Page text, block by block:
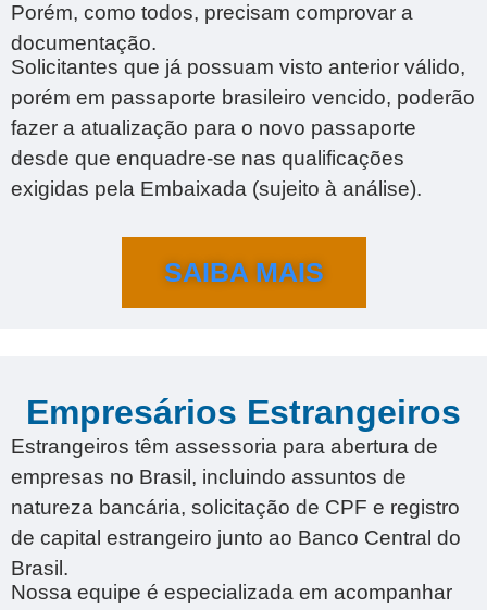
Porém, como todos, precisam comprovar a
documentação.
Solicitantes que já possuam visto anterior válido,
porém em passaporte brasileiro vencido, poderão
fazer a atualização para o novo passaporte
desde que enquadre-se nas qualificações
exigidas pela Embaixada (sujeito à análise).
SAIBA MAIS
Empresários Estrangeiros
Estrangeiros têm assessoria para abertura de
empresas no Brasil, incluindo assuntos de
natureza bancária, solicitação de CPF e registro
de capital estrangeiro junto ao Banco Central do
Brasil.
Nossa equipe é especializada em acompanhar